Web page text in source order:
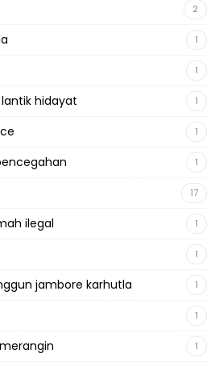
2
1
1
hidayat 1
1
1
17
ilegal 1
1
jambore karhutla 1
1
1